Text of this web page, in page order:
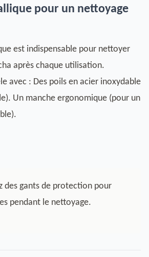
pour un nettoyage
est indispensable pour nettoyer
après chaque utilisation.
avec : Des poils en acier inoxydable
Un manche ergonomique (pour un
des gants de protection pour
pendant le nettoyage.